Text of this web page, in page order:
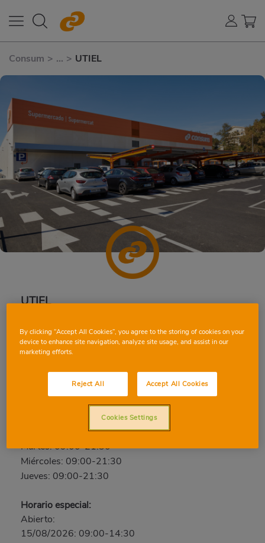
Consum > ... > UTIEL
UTIEL
Teléfono: 96 217 45 56
Viernes: 09:00-21:30
Sábado: 09:00-21:30
Lunes: 09:00-21:30
Martes: 09:00-21:30
Miércoles: 09:00-21:30
Jueves: 09:00-21:30
Horario especial:
Abierto:
15/08/2026: 09:00-14:30
By clicking “Accept All Cookies”, you agree to the storing of cookies on your
device to enhance site navigation, analyze site usage, and assist in our
marketing efforts.
Reject All Accept All Cookies
Cookies Settings